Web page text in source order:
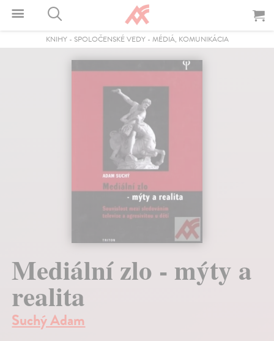
KNIHY- SPOLOČENSKÉ VEDY- MÉDIÁ, KOMUNIKÁCIA
Mediální zlo - mýty a
realita
Suchý Adam